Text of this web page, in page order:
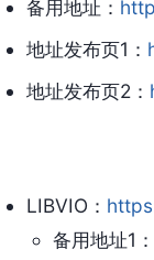
备用地址：
地址发布页1：
地址发布页2：
LIBVIO：
备用地址1：